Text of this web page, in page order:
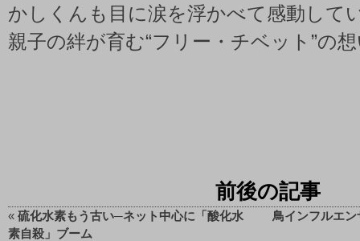
かしくんも目に涙を浮かべて感動して
親子の絆が育む“フリー・チベット”の
前後の記事
« 硫化水素もう古い─ネット中心に「酸化水
素自殺」ブーム
鳥インフルエ